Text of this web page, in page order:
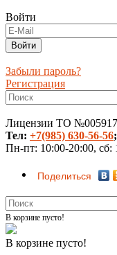
Войти
Забыли пароль?
Регистрация
Лицензии ТО
Тел: +7(985) 630-56-56;
Пн-пт: 10:00-20:00, сб:
Поделиться
В корзине пусто!
В корзине пусто!